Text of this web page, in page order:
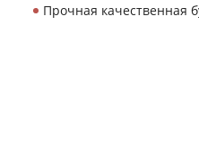
Прочная качественная